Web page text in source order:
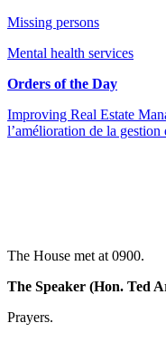
Missing persons
Mental health services
Orders of the Day
Improving Real Estate
l’amélioration de la gestion
The House met at 0900.
The Speaker (Hon. Ted
Prayers.